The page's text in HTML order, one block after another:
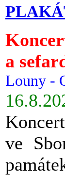
a
Louny -
ve